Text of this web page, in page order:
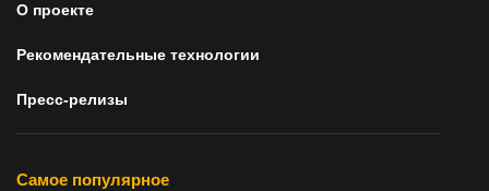
О проекте
Рекомендательные технологии
Пресс-релизы
Самое популярное